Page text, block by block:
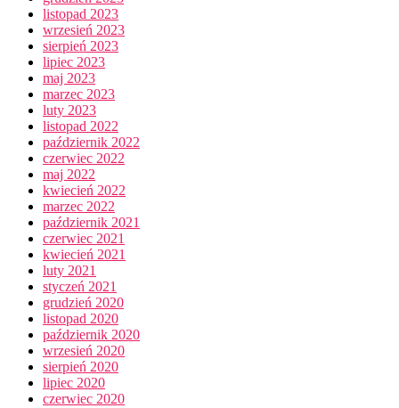
listopad 2023
wrzesień 2023
sierpień 2023
lipiec 2023
maj 2023
marzec 2023
luty 2023
listopad 2022
październik 2022
czerwiec 2022
maj 2022
kwiecień 2022
marzec 2022
październik 2021
czerwiec 2021
kwiecień 2021
luty 2021
styczeń 2021
grudzień 2020
listopad 2020
październik 2020
wrzesień 2020
sierpień 2020
lipiec 2020
czerwiec 2020